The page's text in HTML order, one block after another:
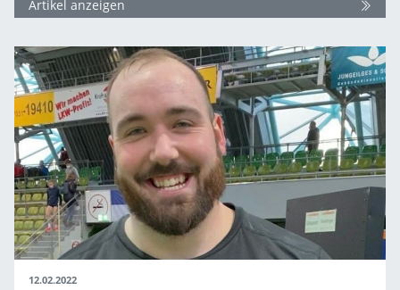
Artikel anzeigen
12.02.2022